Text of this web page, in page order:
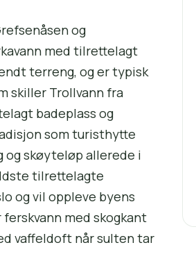
og
med tilrettelagt
terreng, og er typisk
skiller Trollvann fra
badeplass og
som turisthytte
og skøyteløp allerede i
tilrettelagte
og vil oppleve byens
med skogkant
vaffeldoft når sulten tar